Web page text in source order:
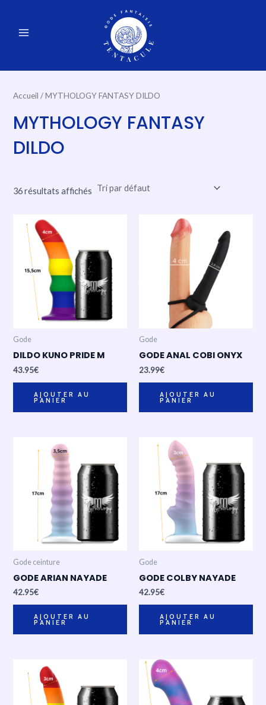
contenu
MAIN
Accueil / MYTHOLOGY FANTASY DILDO
MYTHOLOGY FANTASY
DILDO
36 résultats affichés
Gode
DILDO KUNO PRIDE M
43.95€
AJOUTER AU
PANIER
Gode
GODE ANAL COBI ONYX
23.99€
AJOUTER AU
PANIER
Gode ceinture
GODE ARIAN NAYADE
42.95€
AJOUTER AU
PANIER
Gode
GODE COLBY NAYADE
42.95€
AJOUTER AU
PANIER